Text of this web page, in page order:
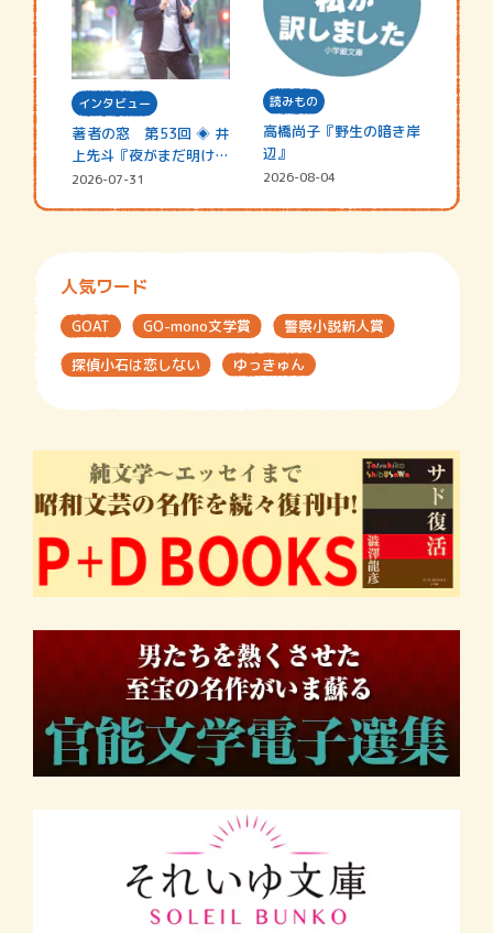
インタビュー
著者の窓 第53回 ◈ 井
上先斗『夜がまだ明けな
い』
2026-07-31
読みもの
高橋尚子『野生の暗き岸
辺』
2026-08-04
人気ワード
GOAT GO-mono文学賞
警察小説新人賞
探偵小石は恋しない
ゆっきゅん